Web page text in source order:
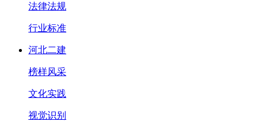
法律法规
行业标准
河北二建
榜样风采
文化实践
视觉识别